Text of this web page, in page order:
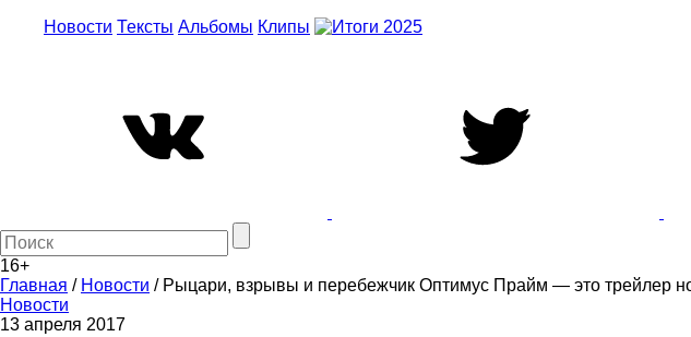
Новости Тексты Альбомы Клипы
16+
Главная / Новости / Рыцари, взрывы и перебежчик Оптимус Прайм — это трейлер
Новости
13 апреля 2017